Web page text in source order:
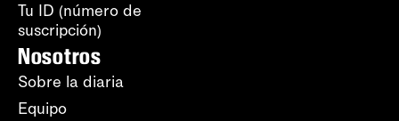
Tu ID (número de
suscripción)
Nosotros
Sobre la diaria
Equipo